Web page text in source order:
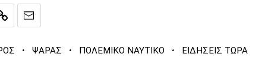
· ΨΑΡΑΣ · ΠΟΛΕΜΙΚΟ ΝΑΥΤΙΚΟ · ΕΙΔΗΣΕΙΣ ΤΩΡΑ